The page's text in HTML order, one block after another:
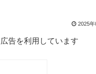
2025
告を利用しています